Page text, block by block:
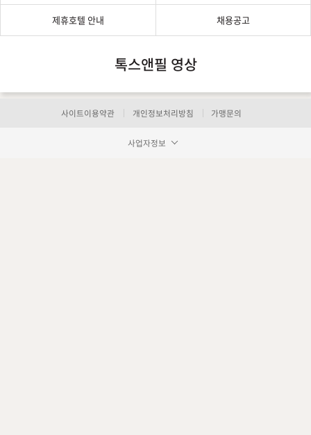
제휴호텔 안내 채용공고
톡스앤필 영상
사이트이용약관 개인정보처리방침 가맹문의
사업자정보